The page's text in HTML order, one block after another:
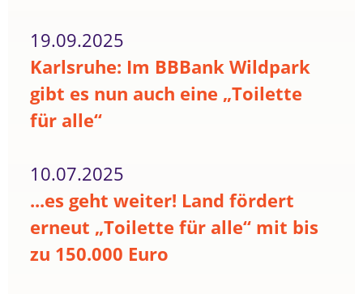
19.09.2025
Karlsruhe: Im BBBank Wildpark
gibt es nun auch eine „Toilette
für alle“
10.07.2025
...es geht weiter! Land fördert
erneut „Toilette für alle“ mit bis
zu 150.000 Euro